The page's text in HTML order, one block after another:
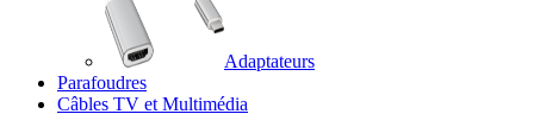
Adaptateurs
Parafoudres
Câbles TV et Multimédia